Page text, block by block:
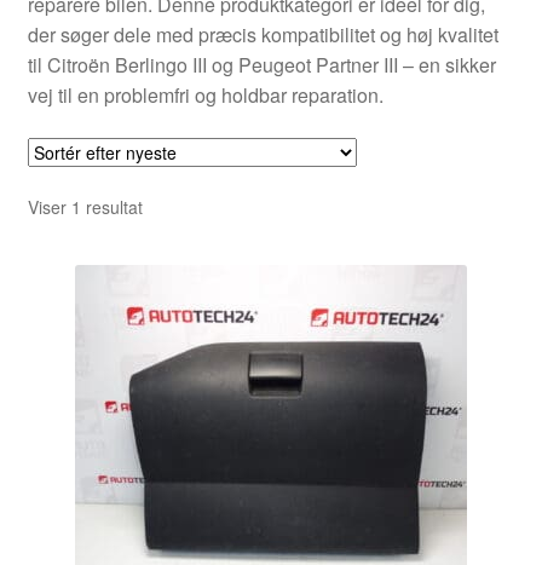
Om os
der søger dele med præcis kompatibilitet og høj kvalitet
til Citroën Berlingo III og Peugeot Partner III – en sikker
vej til en problemfri og holdbar reparation.
Viser 1 resultat